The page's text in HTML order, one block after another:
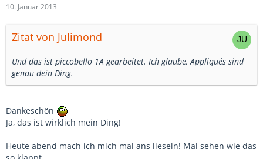
10. Januar 2013
Zitat von Julimond
Und das ist piccobello 1A gearbeitet. Ich glaube, Appliqués sind
genau dein Ding.
Dankeschön
Ja, das ist wirklich mein Ding!
Heute abend mach ich mich mal ans lieseln! Mal sehen wie das